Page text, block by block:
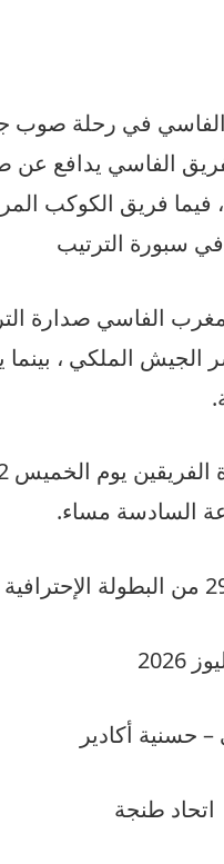
في رحلة صوب
الفاسي يدافع عن
فيما فريق الكوكب
سبورة الترتيب
الجيش الملكي ،
السادسة مساء.
– حسنية أكادير
اتحاد طنجة